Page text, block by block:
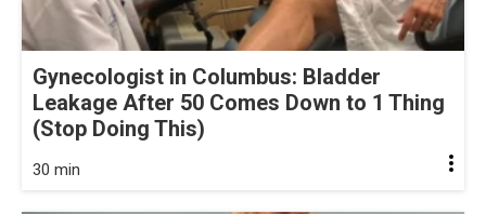
Gynecologist in Columbus: Bladder
Leakage After 50 Comes Down to 1 Thing
(Stop Doing This)
30 min